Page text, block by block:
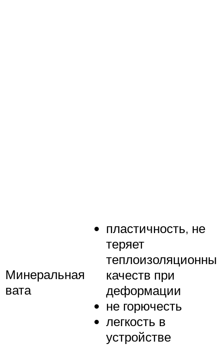
Минеральная
вата
пластичность, не
теряет
качеств при
деформации
не горючесть
легкость в
устройстве